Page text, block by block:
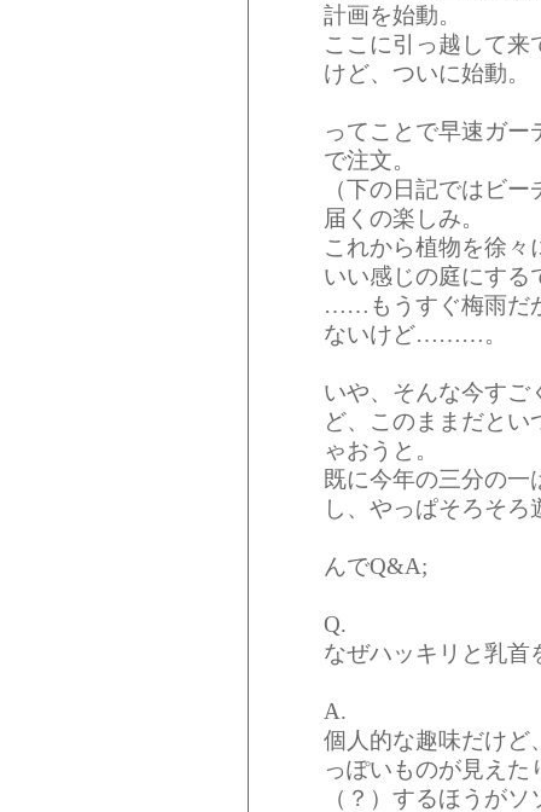
計画を始動。
ここに引っ越して来
けど、ついに始動。
ってことで早速ガ
で注文。
（下の日記ではビ
届くの楽しみ。
これから植物を徐々
いい感じの庭にする
……もうすぐ梅雨だ
ないけど………。
いや、そんな今すご
ど、このままだと
ゃおうと。
既に今年の三分の一
し、やっぱそろそ
んでQ&A;
Q.
なぜハッキリと乳首
A.
個人的な趣味だけど
っぽいものが見え
（？）するほうが